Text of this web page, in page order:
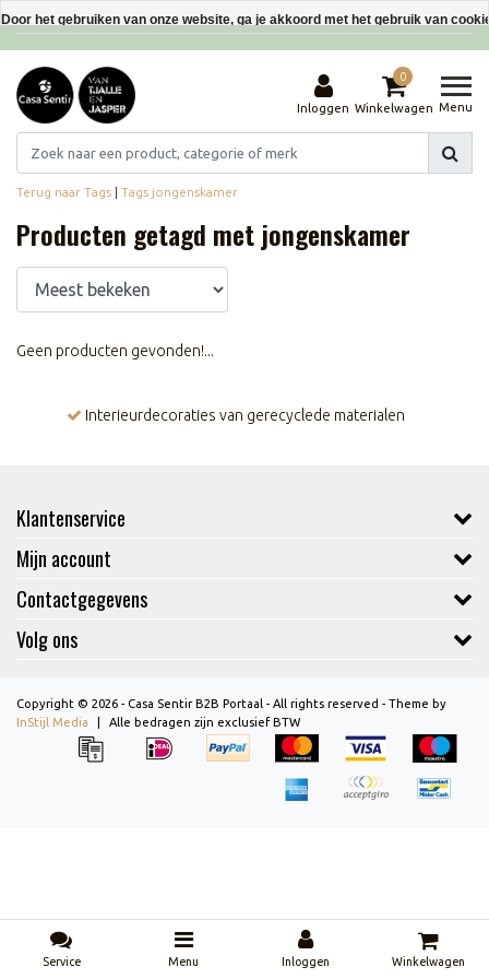
Interieurdecoraties van gerecyclede materialen
Inloggen
0
Winkelwagen Menu
Terug naar Tags | Tags jongenskamer
Producten getagd met jongenskamer
Geen producten gevonden!...
Interieurdecoraties van gerecyclede materialen
Klantenservice
Mijn account
Contactgegevens
Volg ons
Copyright © 2026 - Casa Sentir B2B Portaal - All rights reserved - Theme by
InStijl Media
Alle bedragen zijn exclusief BTW
Service Menu Inloggen Winkelwagen
Door het gebruiken van onze website, ga je akkoord met het gebruik van